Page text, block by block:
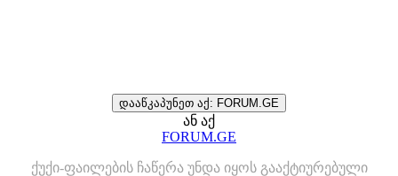
დააწკაპუნეთ აქ: FORUM.GE
ან აქ
FORUM.GE
ქუქი-ფაილების ჩაწერა უნდა იყოს გააქტიურებული